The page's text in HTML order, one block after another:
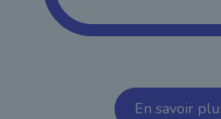
En savoir